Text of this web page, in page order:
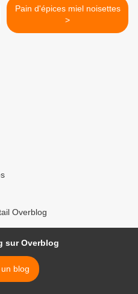
Pain d'épices miel noisettes
>
Overblog
sur Overblog
blog